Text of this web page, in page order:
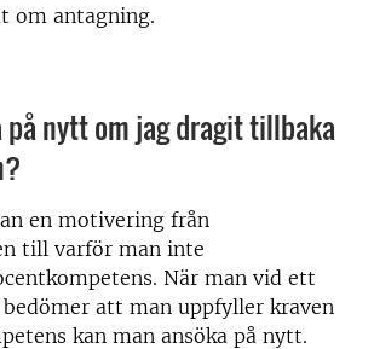
om antagning.
på nytt om jag dragit tillbaka
en motivering från
till varför man inte
När man vid ett
att man uppfyller kraven
kan man ansöka på nytt.